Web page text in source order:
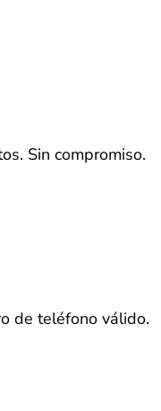
Sin compromiso.
de teléfono válido.